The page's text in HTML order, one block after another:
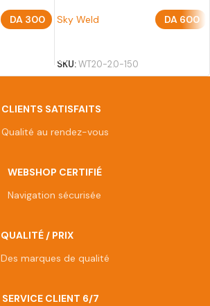
DA 300 Sky Weld DA 600
SKU:WT20-2.0-150
CLIENTS SATISFAITS
Qualité au rendez-vous
WEBSHOP CERTIFIÉ
Navigation sécurisée
QUALITÉ / PRIX
Des marques de qualité
SERVICE CLIENT 6/7